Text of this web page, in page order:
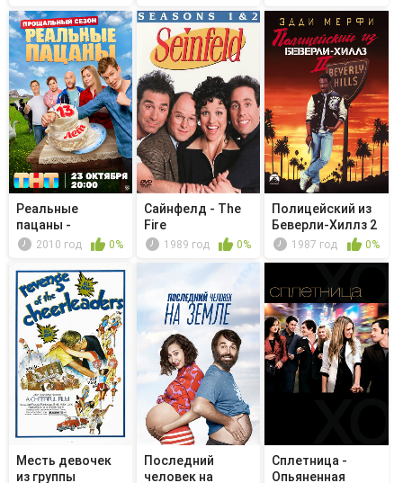
Реальные
пацаны -
Хохрячка -
2010 год 0%
Сайнфелд - The
Fire
1989 год 0%
Полицейский из
Беверли-Хиллз 2
1987 год 0%
Месть девочек
из группы
Последний
человек на
Сплетница -
Опьяненная